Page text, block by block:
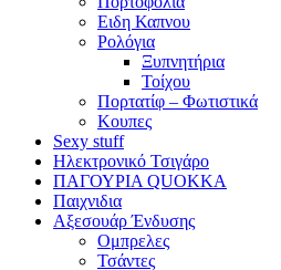
Ειδη Καπνου
Ρολόγια
Ξυπνητήρια
Τοίχου
Πορτατίφ – Φωτιστικά
Κουπες
Sexy stuff
Ηλεκτρονικό Τσιγάρο
ΠΑΓΟΥΡΙΑ QUOKKA
Παιχνιδια
Αξεσουάρ Ένδυσης
Oμπρελες
Τσάντες